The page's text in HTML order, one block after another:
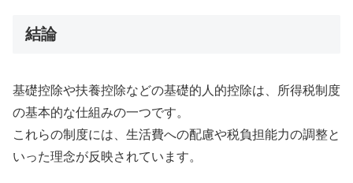
結論
基礎控除や扶養控除などの基礎的人的控除は、所得税制度
の基本的な仕組みの一つです。
これらの制度には、生活費への配慮や税負担能力の調整と
いった理念が反映されています。